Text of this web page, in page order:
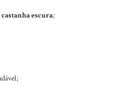
escura;